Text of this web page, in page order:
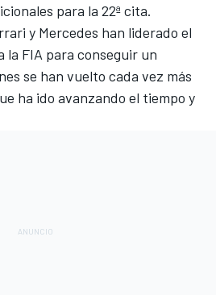
para la 22ª cita.
y Mercedes han liderado el
la FIA para conseguir un
se han vuelto cada vez más
ha ido avanzando el tiempo y